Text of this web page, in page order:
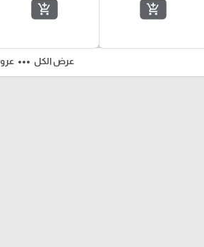
add_shopping_cart
add_shopping_cart
عرض الكل more_horiz